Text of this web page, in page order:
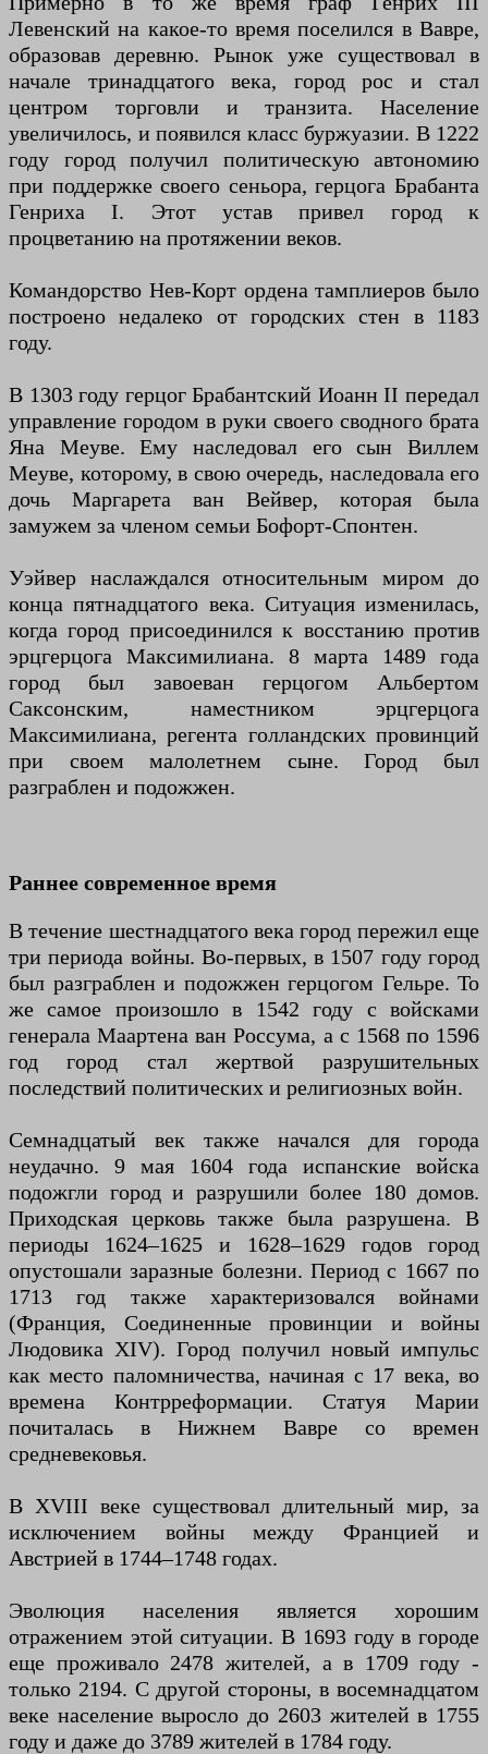
Левенский на какое-то время поселился в Вавре,
образовав деревню. Рынок уже существовал в
начале тринадцатого века, город рос и стал
центром торговли и транзита. Население
увеличилось, и появился класс буржуазии. В 1222
году город получил политическую автономию
при поддержке своего сеньора, герцога Брабанта
Генриха I. Этот устав привел город к
процветанию на протяжении веков.
Командорство Нев-Корт ордена тамплиеров было
построено недалеко от городских стен в 1183
году.
В 1303 году герцог Брабантский Иоанн II передал
управление городом в руки своего сводного брата
Яна Меуве. Ему наследовал его сын Виллем
Меуве, которому, в свою очередь, наследовала его
дочь Маргарета ван Вейвер, которая была
замужем за членом семьи Бофорт-Спонтен.
Уэйвер наслаждался относительным миром до
конца пятнадцатого века. Ситуация изменилась,
когда город присоединился к восстанию против
эрцгерцога Максимилиана. 8 марта 1489 года
город был завоеван герцогом Альбертом
Саксонским, наместником эрцгерцога
Максимилиана, регента голландских провинций
при своем малолетнем сыне. Город был
разграблен и подожжен.
Раннее современное время
В течение шестнадцатого века город пережил еще
три периода войны. Во-первых, в 1507 году город
был разграблен и подожжен герцогом Гельре. То
же самое произошло в 1542 году с войсками
генерала Маартена ван Россума, а с 1568 по 1596
год город стал жертвой разрушительных
последствий политических и религиозных войн.
Семнадцатый век также начался для города
неудачно. 9 мая 1604 года испанские войска
подожгли город и разрушили более 180 домов.
Приходская церковь также была разрушена. В
периоды 1624–1625 и 1628–1629 годов город
опустошали заразные болезни. Период с 1667 по
1713 год также характеризовался войнами
(Франция, Соединенные провинции и войны
Людовика XIV). Город получил новый импульс
как место паломничества, начиная с 17 века, во
времена Контрреформации. Статуя Марии
почиталась в Нижнем Вавре со времен
средневековья.
В XVIII веке существовал длительный мир, за
исключением войны между Францией и
Австрией в 1744–1748 годах.
Эволюция населения является хорошим
отражением этой ситуации. В 1693 году в городе
еще проживало 2478 жителей, а в 1709 году -
только 2194. С другой стороны, в восемнадцатом
веке население выросло до 2603 жителей в 1755
году и даже до 3789 жителей в 1784 году.